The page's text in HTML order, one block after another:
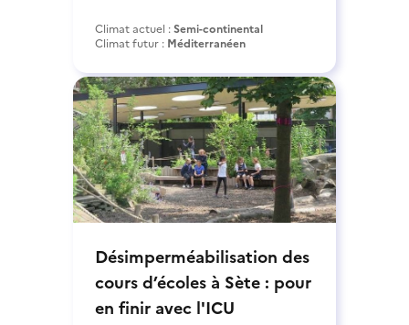
Climat actuel :Semi-continental
Climat futur : Méditerranéen
Désimperméabilisation des
cours d’écoles à Sète : pour
en finir avec l'ICU